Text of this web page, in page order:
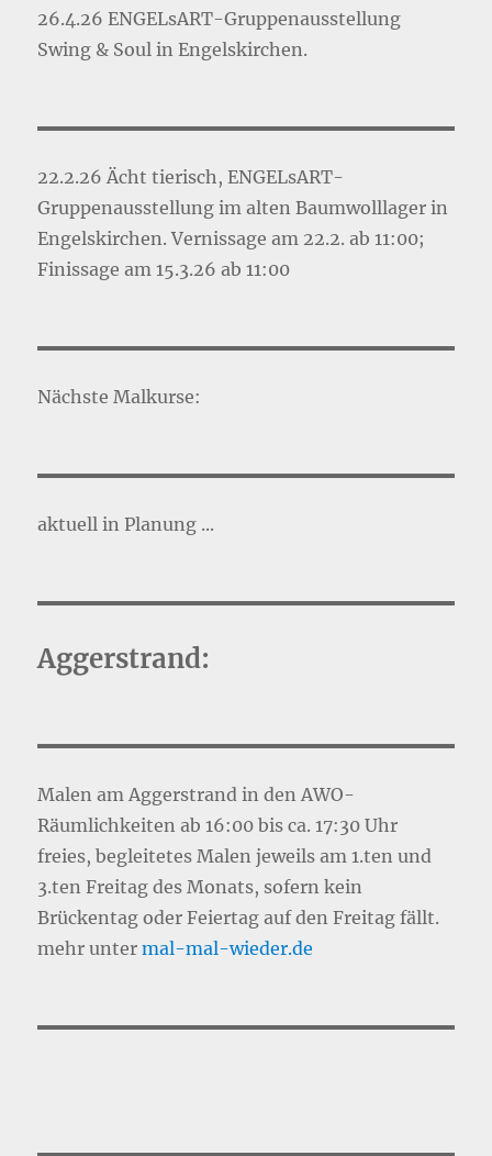
26.4.26 ENGELsART-Gruppenausstellung
Swing & Soul in Engelskirchen.
22.2.26 Ächt tierisch, ENGELsART-
Gruppenausstellung im alten Baumwolllager in
Engelskirchen. Vernissage am 22.2. ab 11:00;
Finissage am 15.3.26 ab 11:00
Nächste Malkurse:
aktuell in Planung ...
Aggerstrand:
Malen am Aggerstrand in den AWO-
Räumlichkeiten ab 16:00 bis ca. 17:30 Uhr
freies, begleitetes Malen jeweils am 1.ten und
3.ten Freitag des Monats, sofern kein
Brückentag oder Feiertag auf den Freitag fällt.
mehr untermal-mal-wieder.de